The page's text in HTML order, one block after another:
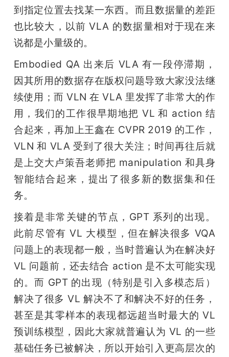
到指定位置去找某一东西。而且数据量的差距
也比较大，以前 VLA 的数据量相对于现在来
说都是小量级的。
Embodied QA 出来后 VLA 有一段停滞期，
因其所用的数据存在版权问题导致大家没法继
续使用；而 VLN 在 VLA 里发挥了非常大的作
用，我们的工作很早期地把 VL 和 action 结
合起来，再加上王鑫在 CVPR 2019 的工作，
VLN 和 VLA 受到了很大关注；时间再往后就
是上交大卢策吾老师把 manipulation 和具身
智能结合起来，提出了很多新的数据集和任
务。
接着是非常关键的节点，GPT 系列的出现。
此前尽管有 VL 大模型，但在解决很多 VQA
问题上的表现都一般，当时普遍认为在解决好
VL 问题前，还去结合 action 是不太可能实现
的。而 GPT 的出现（特别是引入多模态后）
解决了很多 VL 解决不了和解决不好的任务，
甚至是其零样本的表现都远超当时最大的 VL
预训练模型，因此大家就普遍认为 VL 的一些
基础任务已被解决，所以开始引入更高层次的